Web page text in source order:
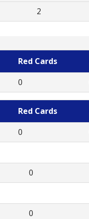
2
Red Cards
0
Red Cards
0
0
0